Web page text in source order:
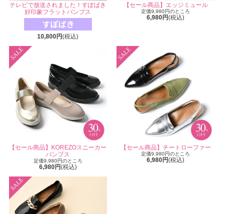
テレビで放送されました！すぽばき
好印象フラットパンプス
10,800円(税込)
【セール商品】エッジミュール
定価9,980円のところ
6,980円(税込)
【セール商品】KOREZOスニーカー
パンプス
定価9,980円のところ
6,980円(税込)
【セール商品】チートローファー
定価9,980円のところ
6,980円(税込)